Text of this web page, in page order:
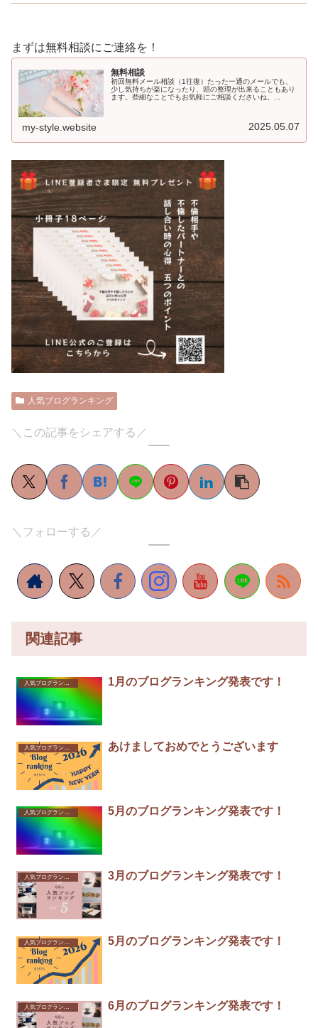
まずは無料相談にご連絡を！
無料相談
初回無料メール相談（1往復）たった一通のメールでも、
少し気持ちが楽になったり、頭の整理が出来ることもあり
ます。些細なことでもお気軽にご相談くださいね。...
my-style.website 2025.05.07
人気ブログランキング
＼この記事をシェアする／
＼フォローする／
関連記事
1月のブログランキング発表です！
人気ブログランキング あけましておめでとうございます
人気ブログランキング 5月のブログランキング発表です！
人気ブログランキング 3月のブログランキング発表です！
5月のブログランキング発表です！
6月のブログランキング発表です！